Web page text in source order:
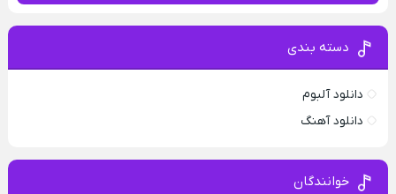
دسته بندی
دانلود آلبوم
دانلود آهنگ
خوانندگان